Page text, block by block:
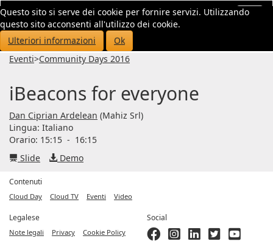
Questo sito si serve dei cookie per fornire servizi. Utilizzando
questo sito acconsenti all'utilizzo dei cookie.
Ulteriori informazioni
Ok
Eventi>Community Days 2016
iBeacons for everyone
Dan Ciprian Ardelean (Mahiz Srl)
Lingua: Italiano
Orario: 15:15 - 16:15
Slide
Demo
Contenuti
Cloud Day Cloud TV Eventi Video
Legalese
Note legali Privacy Cookie Policy
Social